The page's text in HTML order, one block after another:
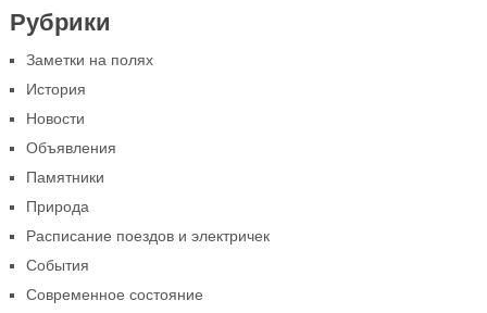
Рубрики
Заметки на полях
История
Новости
Объявления
Памятники
Природа
Расписание поездов и электричек
События
Современное состояние